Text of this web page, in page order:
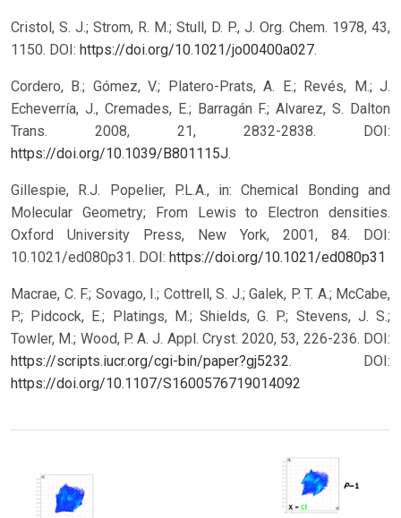
Cristol, S. J.; Strom, R. M.; Stull, D. P., J. Org. Chem. 1978, 43,
1150. DOI: https://doi.org/10.1021/jo00400a027.
Cordero, B.; Gómez, V.; Platero-Prats, A. E.; Revés, M.; J.
Echeverría, J., Cremades, E.; Barragán F.; Alvarez, S. Dalton
Trans. 2008, 21, 2832-2838. DOI:
https://doi.org/10.1039/B801115J.
Gillespie, R.J. Popelier, P.L.A., in: Chemical Bonding and
Molecular Geometry; From Lewis to Electron densities.
Oxford University Press, New York, 2001, 84. DOI:
10.1021/ed080p31. DOI: https://doi.org/10.1021/ed080p31
Macrae, C. F.; Sovago, I.; Cottrell, S. J.; Galek, P. T. A.; McCabe,
P.; Pidcock, E.; Platings, M.; Shields, G. P.; Stevens, J. S.;
Towler, M.; Wood, P. A. J. Appl. Cryst. 2020, 53, 226-236. DOI:
https://scripts.iucr.org/cgi-bin/paper?gj5232. DOI:
https://doi.org/10.1107/S1600576719014092